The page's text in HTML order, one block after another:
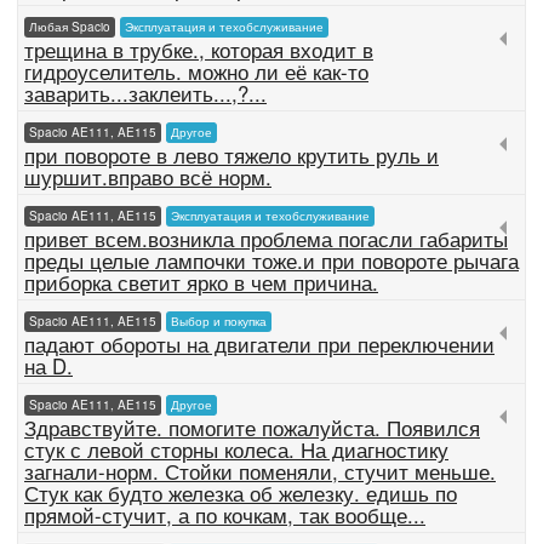
Любая Spacio Эксплуатация и техобслуживание
трещина в трубке., которая входит в
гидроуселитель. можно ли её как-то
заварить...заклеить...,?...
Spacio AE111, AE115 Другое
при повороте в лево тяжело крутить руль и
шуршит.вправо всё норм.
Spacio AE111, AE115 Эксплуатация и техобслуживание
привет всем.возникла проблема погасли габариты
преды целые лампочки тоже.и при повороте рычага
приборка светит ярко в чем причина.
Spacio AE111, AE115 Выбор и покупка
падают обороты на двигатели при переключении
на D.
Spacio AE111, AE115 Другое
Здравствуйте. помогите пожалуйста. Появился
стук с левой сторны колеса. На диагностику
загнали-норм. Стойки поменяли, стучит меньше.
Стук как будто железка об железку. едишь по
прямой-стучит, а по кочкам, так вообще...